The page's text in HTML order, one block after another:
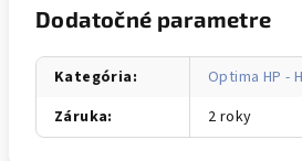
Dodatočné parametre
Kategória:
Optima HP -
Záruka: 2 roky